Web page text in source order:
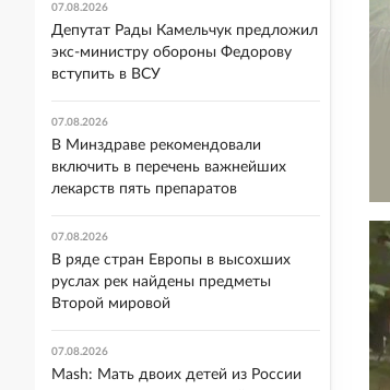
07.08.2026
Депутат Рады Камельчук предложил
экс-министру обороны Федорову
вступить в ВСУ
07.08.2026
В Минздраве рекомендовали
включить в перечень важнейших
лекарств пять препаратов
07.08.2026
В ряде стран Европы в высохших
руслах рек найдены предметы
Второй мировой
07.08.2026
Mash: Мать двоих детей из России